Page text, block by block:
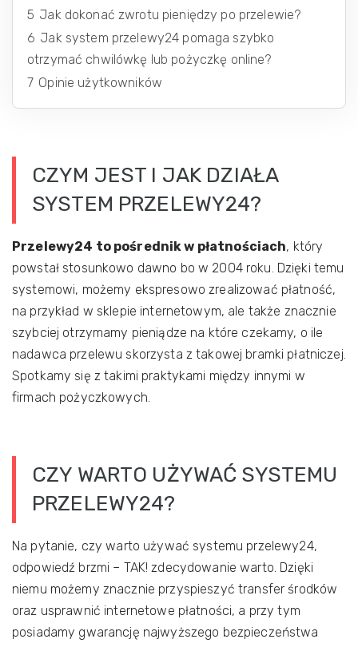
5 Jak dokonać zwrotu pieniędzy po przelewie?
6 Jak system przelewy24 pomaga szybko
otrzymać chwilówkę lub pożyczkę online?
7 Opinie użytkowników
CZYM JEST I JAK DZIAŁA
SYSTEM PRZELEWY24?
Przelewy24 to pośrednik w płatnościach, który
powstał stosunkowo dawno bo w 2004 roku. Dzięki temu
systemowi, możemy ekspresowo zrealizować płatność,
na przykład w sklepie internetowym, ale także znacznie
szybciej otrzymamy pieniądze na które czekamy, o ile
nadawca przelewu skorzysta z takowej bramki płatniczej.
Spotkamy się z takimi praktykami między innymi w
firmach pożyczkowych.
CZY WARTO UŻYWAĆ SYSTEMU
PRZELEWY24?
Na pytanie, czy warto używać systemu przelewy24,
odpowiedź brzmi – TAK! zdecydowanie warto. Dzięki
niemu możemy znacznie przyspieszyć transfer środków
oraz usprawnić internetowe płatności, a przy tym
posiadamy gwarancję najwyższego bezpieczeństwa